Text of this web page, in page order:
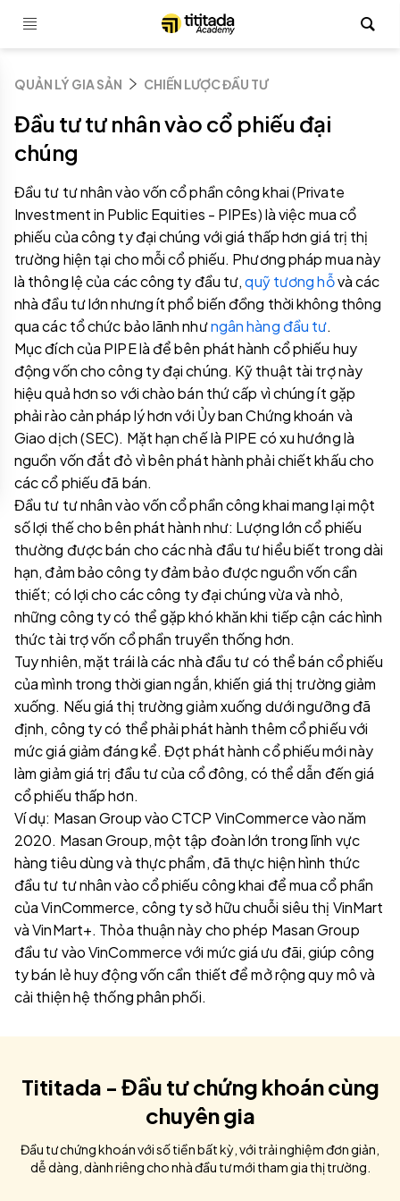
QUẢN LÝ GIA SẢN CHIẾN LƯỢC ĐẦU TƯ
Đầu tư tư nhân vào cổ phiếu đại
chúng
Đầu tư tư nhân vào vốn cổ phần công khai (Private
Investment in Public Equities - PIPEs) là việc mua cổ
phiếu của công ty đại chúng với giá thấp hơn giá trị thị
trường hiện tại cho mỗi cổ phiếu. Phương pháp mua này
là thông lệ của các công ty đầu tư,quỹ tương hỗvà các
nhà đầu tư lớn nhưng ít phổ biến đồng thời không thông
qua các tổ chức bảo lãnh nhưngân hàng đầu tư.
Mục đích của PIPE là để bên phát hành cổ phiếu huy
động vốn cho công ty đại chúng. Kỹ thuật tài trợ này
hiệu quả hơn so với chào bán thứ cấp vì chúng ít gặp
phải rào cản pháp lý hơn với Ủy ban Chứng khoán và
Giao dịch (SEC). Mặt hạn chế là PIPE có xu hướng là
nguồn vốn đắt đỏ vì bên phát hành phải chiết khấu cho
các cổ phiếu đã bán.
Đầu tư tư nhân vào vốn cổ phần công khai mang lại một
số lợi thế cho bên phát hành như: Lượng lớn cổ phiếu
thường được bán cho các nhà đầu tư hiểu biết trong dài
hạn, đảm bảo công ty đảm bảo được nguồn vốn cần
thiết; có lợi cho các công ty đại chúng vừa và nhỏ,
những công ty có thể gặp khó khăn khi tiếp cận các hình
thức tài trợ vốn cổ phần truyền thống hơn.
Tuy nhiên, mặt trái là các nhà đầu tư có thể bán cổ phiếu
của mình trong thời gian ngắn, khiến giá thị trường giảm
xuống. Nếu giá thị trường giảm xuống dưới ngưỡng đã
định, công ty có thể phải phát hành thêm cổ phiếu với
mức giá giảm đáng kể. Đợt phát hành cổ phiếu mới này
làm giảm giá trị đầu tư của cổ đông, có thể dẫn đến giá
cổ phiếu thấp hơn.
Ví dụ: Masan Group vào CTCP VinCommerce vào năm
2020. Masan Group, một tập đoàn lớn trong lĩnh vực
hàng tiêu dùng và thực phẩm, đã thực hiện hình thức
đầu tư tư nhân vào cổ phiếu công khai để mua cổ phần
của VinCommerce, công ty sở hữu chuỗi siêu thị VinMart
và VinMart+. Thỏa thuận này cho phép Masan Group
đầu tư vào VinCommerce với mức giá ưu đãi, giúp công
ty bán lẻ huy động vốn cần thiết để mở rộng quy mô và
cải thiện hệ thống phân phối.
Tititada - Đầu tư chứng khoán cùng
chuyên gia
Đầu tư chứng khoán với số tiền bất kỳ, với trải nghiệm đơn giản,
dễ dàng, dành riêng cho nhà đầu tư mới tham gia thị trường.